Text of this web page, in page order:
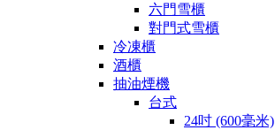
六門雪櫃
對門式雪櫃
冷凍櫃
酒櫃
抽油煙機
台式
24吋 (600毫米)